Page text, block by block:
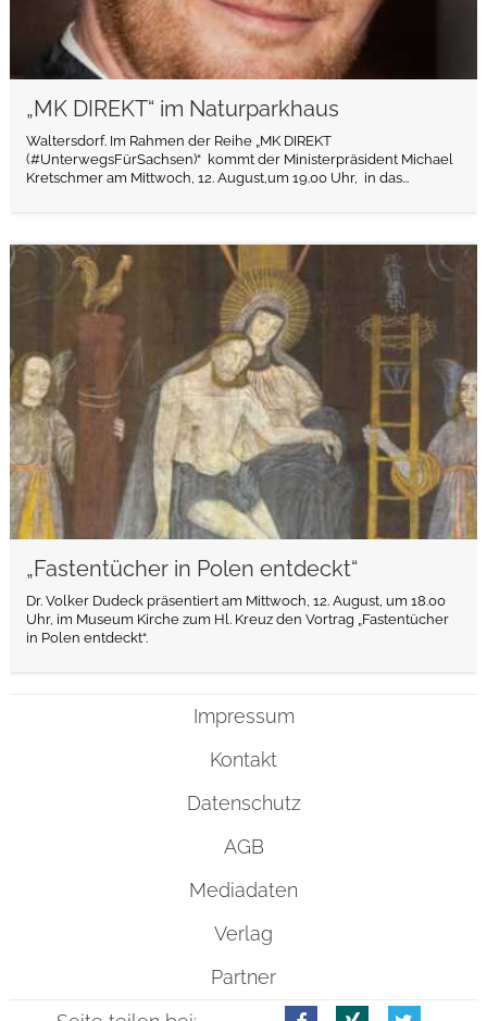
„MK DIREKT“ im Naturparkhaus
Waltersdorf. Im Rahmen der Reihe „MK DIREKT
(#UnterwegsFürSachsen)“ kommt der Ministerpräsident Michael
Kretschmer am Mittwoch, 12. August,um 19.00 Uhr, in das...
„Fastentücher in Polen entdeckt“
Dr. Volker Dudeck präsentiert am Mittwoch, 12. August, um 18.00
Uhr, im Museum Kirche zum Hl. Kreuz den Vortrag „Fastentücher
in Polen entdeckt“.
weiterlesen
Impressum
Kontakt
Datenschutz
AGB
Mediadaten
Verlag
Partner